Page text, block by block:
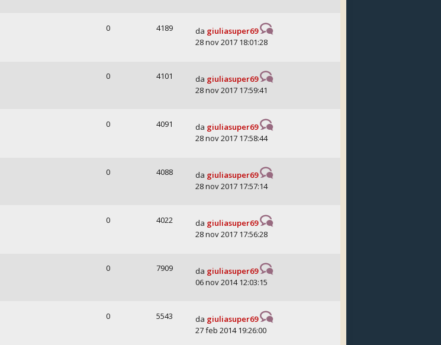
0 4189 da giuliasuper69
28 nov 2017 18:01:28
0 4101 da giuliasuper69
28 nov 2017 17:59:41
0 4091 da giuliasuper69
28 nov 2017 17:58:44
0 4088 da giuliasuper69
28 nov 2017 17:57:14
0 4022 da giuliasuper69
28 nov 2017 17:56:28
0 7909 da giuliasuper69
06 nov 2014 12:03:15
0 5543 da giuliasuper69
27 feb 2014 19:26:00